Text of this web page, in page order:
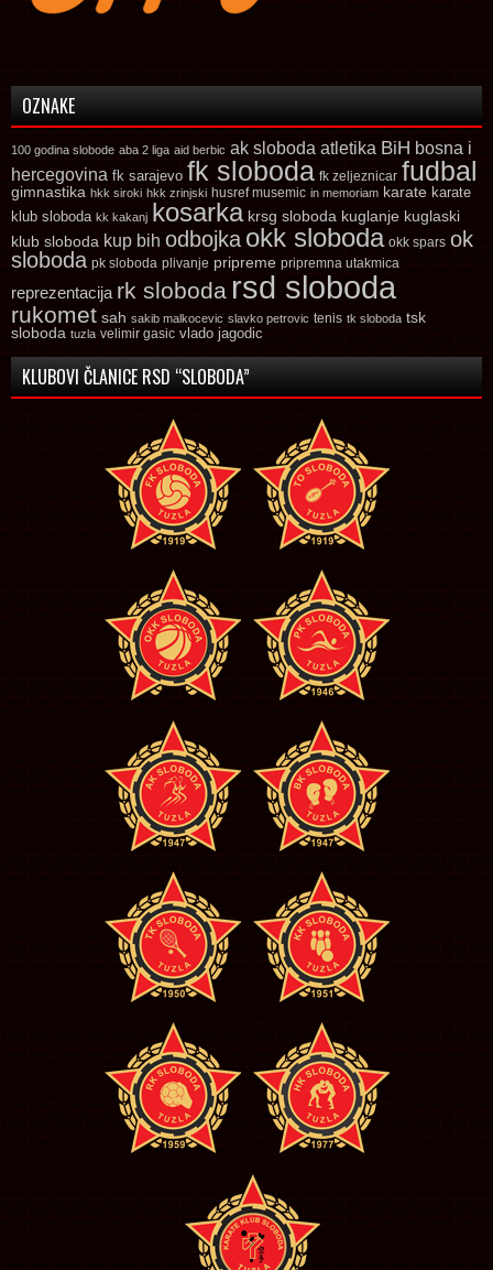
OZNAKE
100 godina slobode aba 2 liga aid berbic ak sloboda atletika BiH bosna i
hercegovina fk sarajevo fk sloboda fk zeljeznicar fudbal
gimnastika hkk siroki hkk zrinjski husref musemic in memoriam karate karate
klub sloboda kk kakanj kosarka krsg sloboda kuglanje kuglaski
klub sloboda kup bih odbojka okk sloboda okk spars ok
sloboda pk sloboda plivanje pripreme pripremna utakmica
reprezentacija rk sloboda rsd sloboda
rukomet sah sakib malkocevic slavko petrovic tenis tk sloboda tsk
sloboda tuzla velimir gasic vlado jagodic
KLUBOVI ČLANICE RSD “SLOBODA”